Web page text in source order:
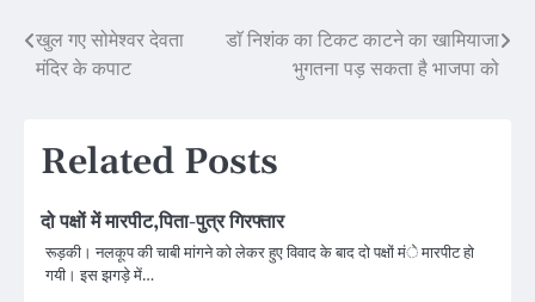
Post
खुल गए सोमेश्वर देवता
मंदिर के कपाट
डाॅ निशंक का टिकट काटने का खामियाजा
भुगतना पड़ सकता है भाजपा को
Related Posts
दो पक्षों में मारपीट,पिता-पुत्र गिरफ्तार
रूड़की। नलकूप की चाबी मांगने को लेकर हुए विवाद के बाद दो पक्षों मंे मारपीट हो
गयी। इस झगड़े में…